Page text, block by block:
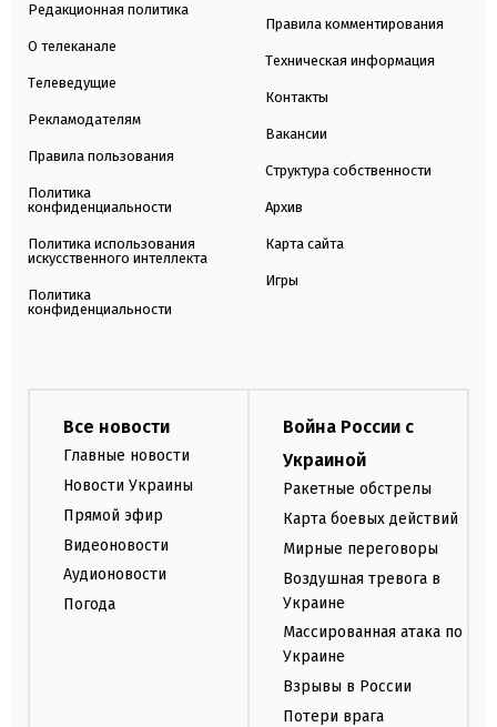
Редакционная политика
О телеканале
Телеведущие
Рекламодателям
Правила пользования
Политика
конфиденциальности
Политика использования
искусственного интеллекта
Политика
конфиденциальности
Правила комментирования
Техническая информация
Контакты
Вакансии
Структура собственности
Архив
Карта сайта
Игры
Все новости
Главные новости
Новости Украины
Прямой эфир
Видеоновости
Аудионовости
Погода
Война России с
Украиной
Ракетные обстрелы
Карта боевых действий
Мирные переговоры
Воздушная тревога в
Украине
Массированная атака по
Украине
Взрывы в России
Потери врага